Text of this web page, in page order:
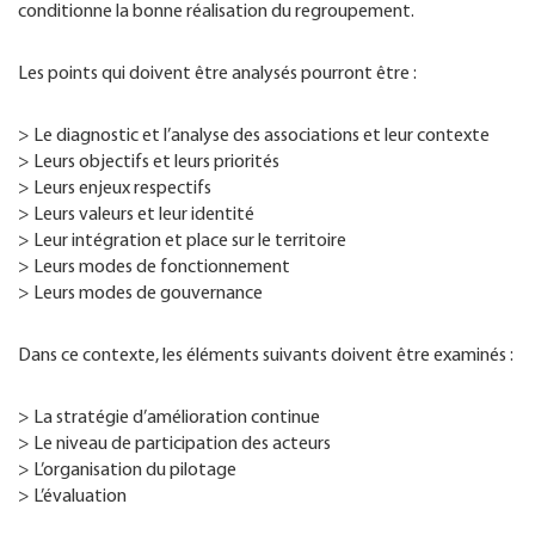
conditionne la bonne réalisation du regroupement.
Les points qui doivent être analysés pourront être :
> Le diagnostic et l’analyse des associations et leur contexte
> Leurs objectifs et leurs priorités
> Leurs enjeux respectifs
> Leurs valeurs et leur identité
> Leur intégration et place sur le territoire
> Leurs modes de fonctionnement
> Leurs modes de gouvernance
Dans ce contexte, les éléments suivants doivent être examinés :
> La stratégie d’amélioration continue
> Le niveau de participation des acteurs
> L’organisation du pilotage
> L’évaluation